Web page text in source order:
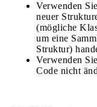
Verwenden
neuer
(mögliche
um eine
Struktur)
Verwenden
Code nicht